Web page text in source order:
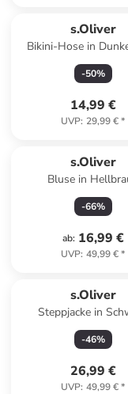
s.Oliver
Bikini-Hose in
Creme
-50%
14,99 €
UVP: 29,99 €*
s.Oliver
Bluse in
-66%
ab: 16,99 €
UVP: 49,99 €*
s.Oliver
Steppjacke in
-46%
26,99 €
UVP: 49,99 €*